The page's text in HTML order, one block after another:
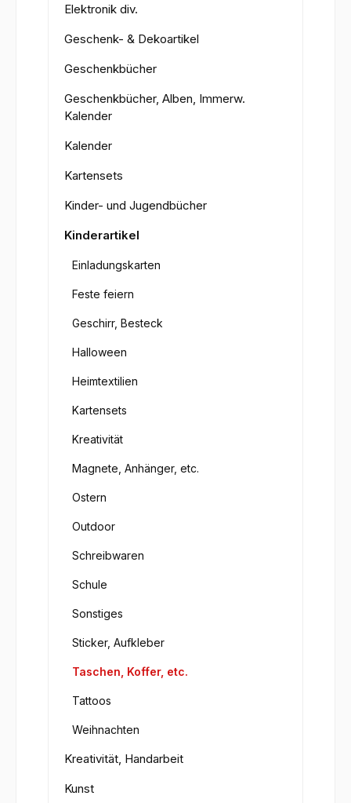
Elektronik div.
Geschenk- & Dekoartikel
Geschenkbücher
Geschenkbücher, Alben, Immerw.
Kalender
Kalender
Kartensets
Kinder- und Jugendbücher
Kinderartikel
Einladungskarten
Feste feiern
Geschirr, Besteck
Halloween
Heimtextilien
Kartensets
Kreativität
Magnete, Anhänger, etc.
Ostern
Outdoor
Schreibwaren
Schule
Sonstiges
Sticker, Aufkleber
Taschen, Koffer, etc.
Tattoos
Weihnachten
Kreativität, Handarbeit
Kunst